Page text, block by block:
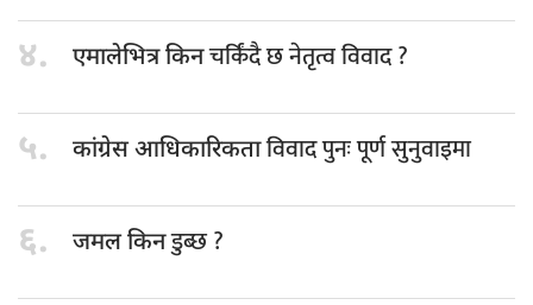
४. एमालेभित्र किनचर्किंदै छ नेतृत्व विवाद ?
५. कांग्रेस आधिकारिकताविवाद पुनः पूर्ण सुनुवाइमा
६. जमल किनडुब्छ ?